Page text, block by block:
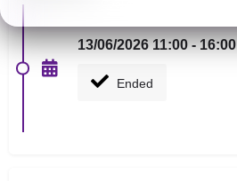
13/06/2026 11:00 - 16:00
Ended